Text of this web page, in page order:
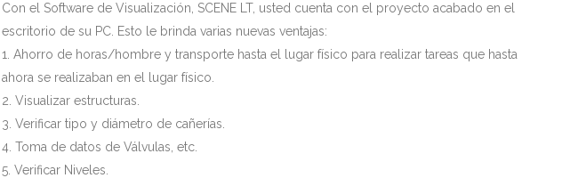
Con el Software de Visualización, SCENE LT, usted cuenta con el proyecto acabado en el
escritorio de su PC. Esto le brinda varias nuevas ventajas:
1. Ahorro de horas/hombre y transporte hasta el lugar físico para realizar tareas que hasta
ahora se realizaban en el lugar físico.
2. Visualizar estructuras.
3. Verificar tipo y diámetro de cañerías.
4. Toma de datos de Válvulas, etc.
5. Verificar Niveles.